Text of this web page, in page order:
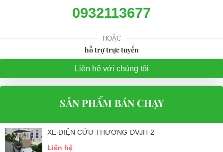
0932113677
HOẶC
hỗ trợ trực tuyến
Liên hệ với chúng tôi
SẢN PHẨM BÁN CHẠY
XE ĐIỆN CỨU THƯƠNG DVJH-2
Liên hệ